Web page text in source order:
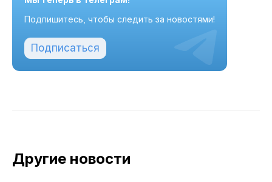
Подпишитесь, чтобы следить за новостями!
Подписаться
Другие новости